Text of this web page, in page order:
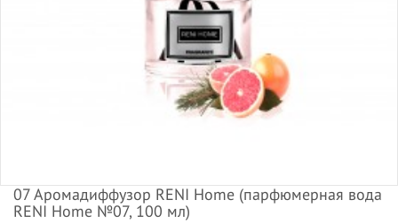
07 Аромадиффузор RENI Home (парфюмерная вода
RENI Home №07, 100 мл)